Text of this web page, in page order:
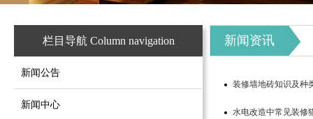
栏目导航 Column navigation
新闻公告
新闻中心
新闻资讯
装修墙地砖知识及种
水电改造中常见装修